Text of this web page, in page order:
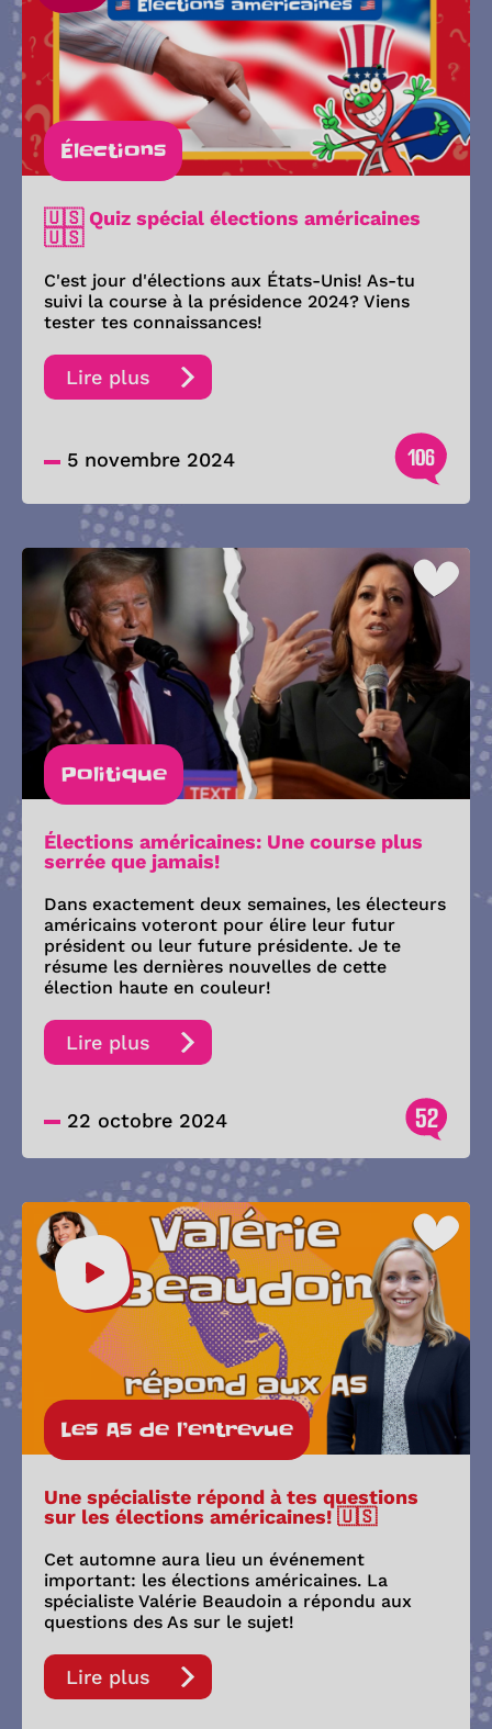
Élections
🇺🇸 Quiz spécial élections américaines
🇺🇸
C'est jour d'élections aux États-Unis! As-tu
suivi la course à la présidence 2024? Viens
tester tes connaissances!
Lire plus
5 novembre 2024 106
Politique
Élections américaines: Une course plus
serrée que jamais!
Dans exactement deux semaines, les électeurs
américains voteront pour élire leur futur
président ou leur future présidente. Je te
résume les dernières nouvelles de cette
élection haute en couleur!
Lire plus
22 octobre 2024 52
Les As de l’entrevue
Une spécialiste répond à tes questions
sur les élections américaines! 🇺🇸
Cet automne aura lieu un événement
important: les élections américaines. La
spécialiste Valérie Beaudoin a répondu aux
questions des As sur le sujet!
Lire plus